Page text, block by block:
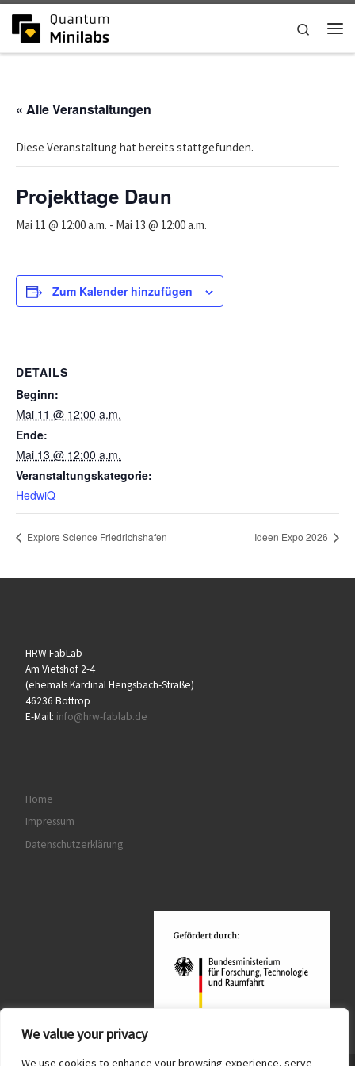
We value your privacy
We use cookies to enhance your browsing experience, serve
Zum Inhalt springen
Search
« Alle Veranstaltungen
Diese Veranstaltung hat bereits stattgefunden.
Projekttage Daun
Mai 11 @ 12:00 a.m. - Mai 13 @ 12:00 a.m.
Zum Kalender hinzufügen
DETAILS
Beginn:
Mai 11 @ 12:00 a.m.
Ende:
Mai 13 @ 12:00 a.m.
Veranstaltungskategorie:
HedwiQ
Explore Science Friedrichshafen Ideen Expo 2026
HRW FabLab
Am Vietshof 2-4
(ehemals Kardinal Hengsbach-Straße)
46236 Bottrop
E-Mail: info@hrw-fablab.de
Home
Impressum
Datenschutzerklärung